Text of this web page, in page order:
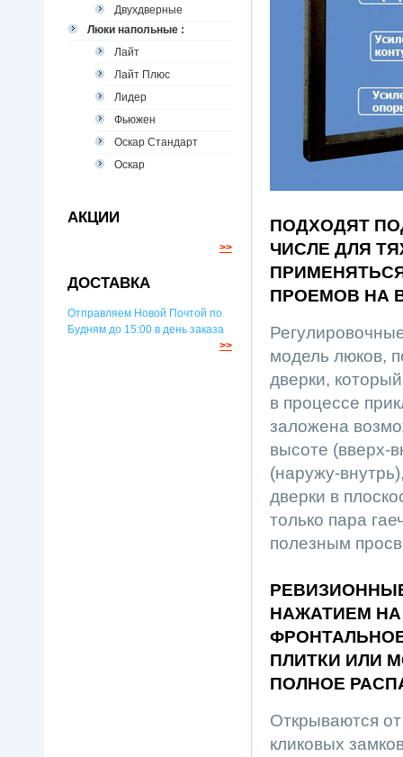
Двухдверные
Люки напольные :
Лайт
Лайт Плюс
Лидер
Фьюжен
Оскар Стандарт
Оскар
АКЦИИ
>>
ДОСТАВКА
Отправляем Новой Почтой по
Будням до 15:00 в день заказа
>>
ПОДХОДЯТ
ЧИСЛЕ ДЛЯ
ПРОЕМОВ НА
модель люков,
дверки,
в процессе
заложена
высоте (вверх-
(наружу-
дверки в
только пара
полезным
НАЖАТИЕМ НА
ПЛИТКИ ИЛИ
ПОЛНОЕ
Открываются
кликовых